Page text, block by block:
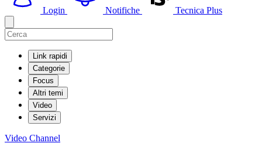
Login Notifiche Tecnica Plus
Link rapidi
Categorie
Focus
Altri temi
Video
Servizi
Video Channel